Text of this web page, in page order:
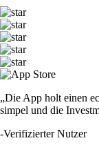
„Die App holt einen
simpel und die
-Verifizierter Nutzer